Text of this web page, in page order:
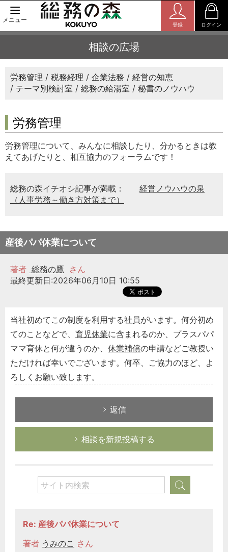
メニュー
登録 ログイン
相談の広場
労務管理 税務経理 企業法務
経営の知恵
テーマ別検討室
総務の給湯室 秘書のノウハウ
労務管理
労務管理について、みんなに相談したり、分かるときは教
えてあげたりと、相互協力のフォーラムです！
総務の森イチオシ記事が満載：
経営ノウハウの泉
（人事労務～働き方対策まで）
産後パパ休業について
著者 総務の鷹 さん
最終更新日:2026年06月10日 10:55
当社初めてこの制度を利用する社員がいます。何分初め
てのことなどで、 育児休業に含まれるのか、プラスパパ
ママ育休と何が違うのか、 休業補償の申請などご教授い
ただければ幸いでございます。何卒、ご協力のほど、よ
ろしくお願い致します。
返信
相談を新規投稿する
Re: 産後パパ休業について
著者 うみのこ さん